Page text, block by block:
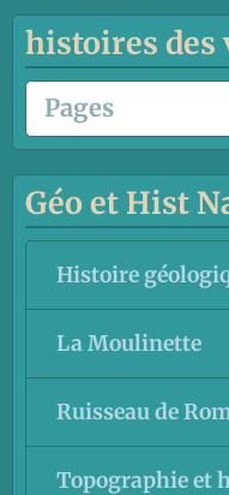
histoires des
Géo et Hist
Histoire
La Moulinette
Ruisseau de
Topographie et